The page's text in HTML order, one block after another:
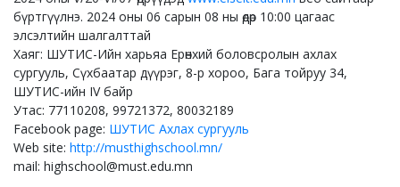
бүртгүүлнэ. 2024 оны 06 сарын 08 ны өдөр 10:00 цагаас
элсэлтийн шалгалттай
Хаяг: ШУТИС-Ийн харьяа Ерөнхий боловсролын ахлах
сургууль, Сүхбаатар дүүрэг, 8-р хороо, Бага тойруу 34,
ШУТИС-ийн IV байр
Утас: 77110208, 99721372, 80032189
Facebook page: ШУТИС Ахлах сургууль
Web site: http://musthighschool.mn/
mail: highschool@must.edu.mn